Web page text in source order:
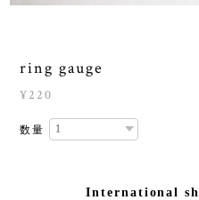
ring gauge
¥220
数量
International